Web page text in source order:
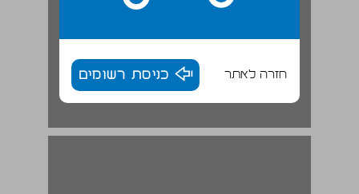
חזרה לאתר כניסת רשומים